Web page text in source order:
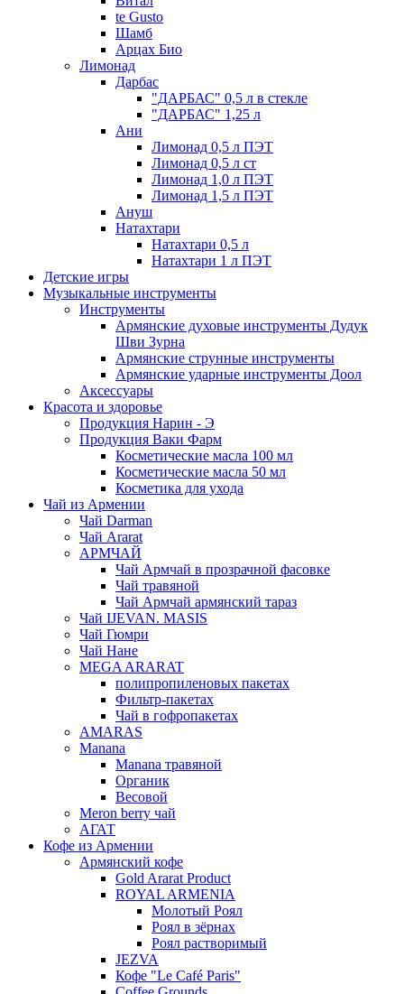
te Gusto
Шамб
Арцах Био
Лимонад
Дарбас
"ДАРБАС" 0,5 л в стекле
"ДАРБАС" 1,25 л
Ани
Лимонад 0,5 л ПЭТ
Лимонад 0,5 л ст
Лимонад 1,0 л ПЭТ
Лимонад 1,5 л ПЭТ
Ануш
Натахтари
Натахтари 0,5 л
Натахтари 1 л ПЭТ
Детские игры
Музыкальные инструменты
Инструменты
Армянские духовые инструменты Дудук
Шви Зурна
Армянские струнные инструменты
Армянские ударные инструменты Доол
Аксессуары
Красота и здоровье
Продукция Нарин - Э
Продукция Ваки Фарм
Косметические масла 100 мл
Косметические масла 50 мл
Косметика для ухода
Чай из Армении
Чай Darman
Чай Ararat
АРМЧАЙ
Чай Армчай в прозрачной фасовке
Чай травяной
Чай Армчай армянский тараз
Чай IJEVAN. MASIS
Чай Гюмри
Чай Нане
MEGA ARARAT
полипропиленовых пакетах
Фильтр-пакетах
Чай в гофропакетах
AMARAS
Manana
Manana травяной
Органик
Весовой
Meron berry чай
АГАТ
Кофе из Армении
Армянский кофе
Gold Ararat Product
ROYAL ARMENIA
Молотый Роял
Роял в зёрнах
Роял растворимый
JEZVA
Кофе "Le Café Paris"